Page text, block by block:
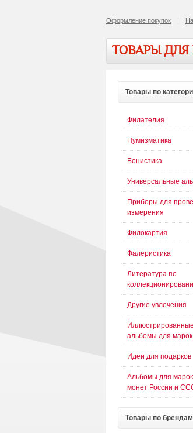
Оформление покупок
ТОВАРЫ
Товары по
Филателия
Нумизматика
Бонистика
Универсальные
Приборы для
измерения
Филокартия
Фалеристика
Литература по
Другие увлечения
Иллюстрированные
альбомы для марок
Идеи для подарков
Альбомы для
монет России и
Товары по брендам